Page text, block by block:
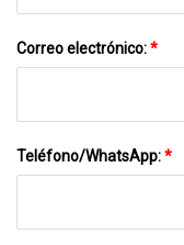
Correo electrónico:*
Teléfono/WhatsApp:*